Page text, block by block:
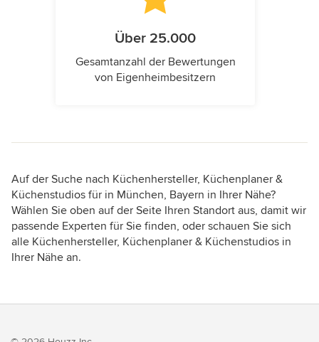
Über 25.000
Gesamtanzahl der Bewertungen
von Eigenheimbesitzern
Auf der Suche nach Küchenhersteller, Küchenplaner &
Küchenstudios für in München, Bayern in Ihrer Nähe?
Wählen Sie oben auf der Seite Ihren Standort aus, damit wir
passende Experten für Sie finden, oder schauen Sie sich
alle Küchenhersteller, Küchenplaner & Küchenstudios in
Ihrer Nähe an.